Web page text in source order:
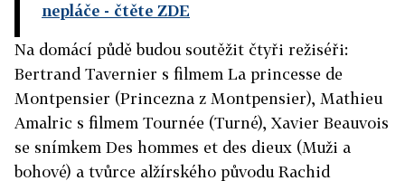
nepláče - čtěte ZDE
Na domácí půdě budou soutěžit čtyři režiséři:
Bertrand Tavernier s filmem La princesse de
Montpensier (Princezna z Montpensier), Mathieu
Amalric s filmem Tournée (Turné), Xavier Beauvois
se snímkem Des hommes et des dieux (Muži a
bohové) a tvůrce alžírského původu Rachid